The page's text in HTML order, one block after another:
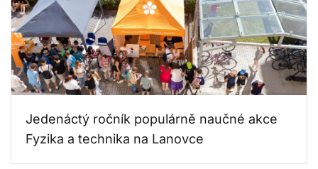
Jedenáctý ročník populárně naučné akce
Fyzika a technika na Lanovce